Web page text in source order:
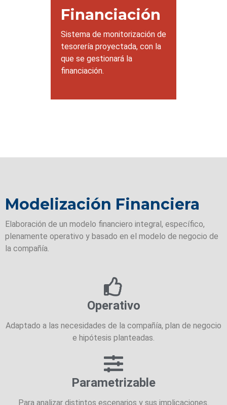
Financiación
Sistema de monitorización de
tesorería proyectada, con la
que se gestionará la
financiación.
Modelización Financiera
Elaboración de un modelo financiero integral, específico,
plenamente operativo y basado en el modelo de negocio de
la compañía.
Operativo
Adaptado a las necesidades de la compañía, plan de negocio
e hipótesis planteadas.
Parametrizable
Para analizar distintos escenarios y sus implicaciones.